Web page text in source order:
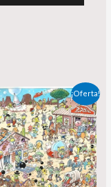
¡Oferta!
El
precio
original
era:
385,00 €.
El
precio
actual
es:
350,00 €.